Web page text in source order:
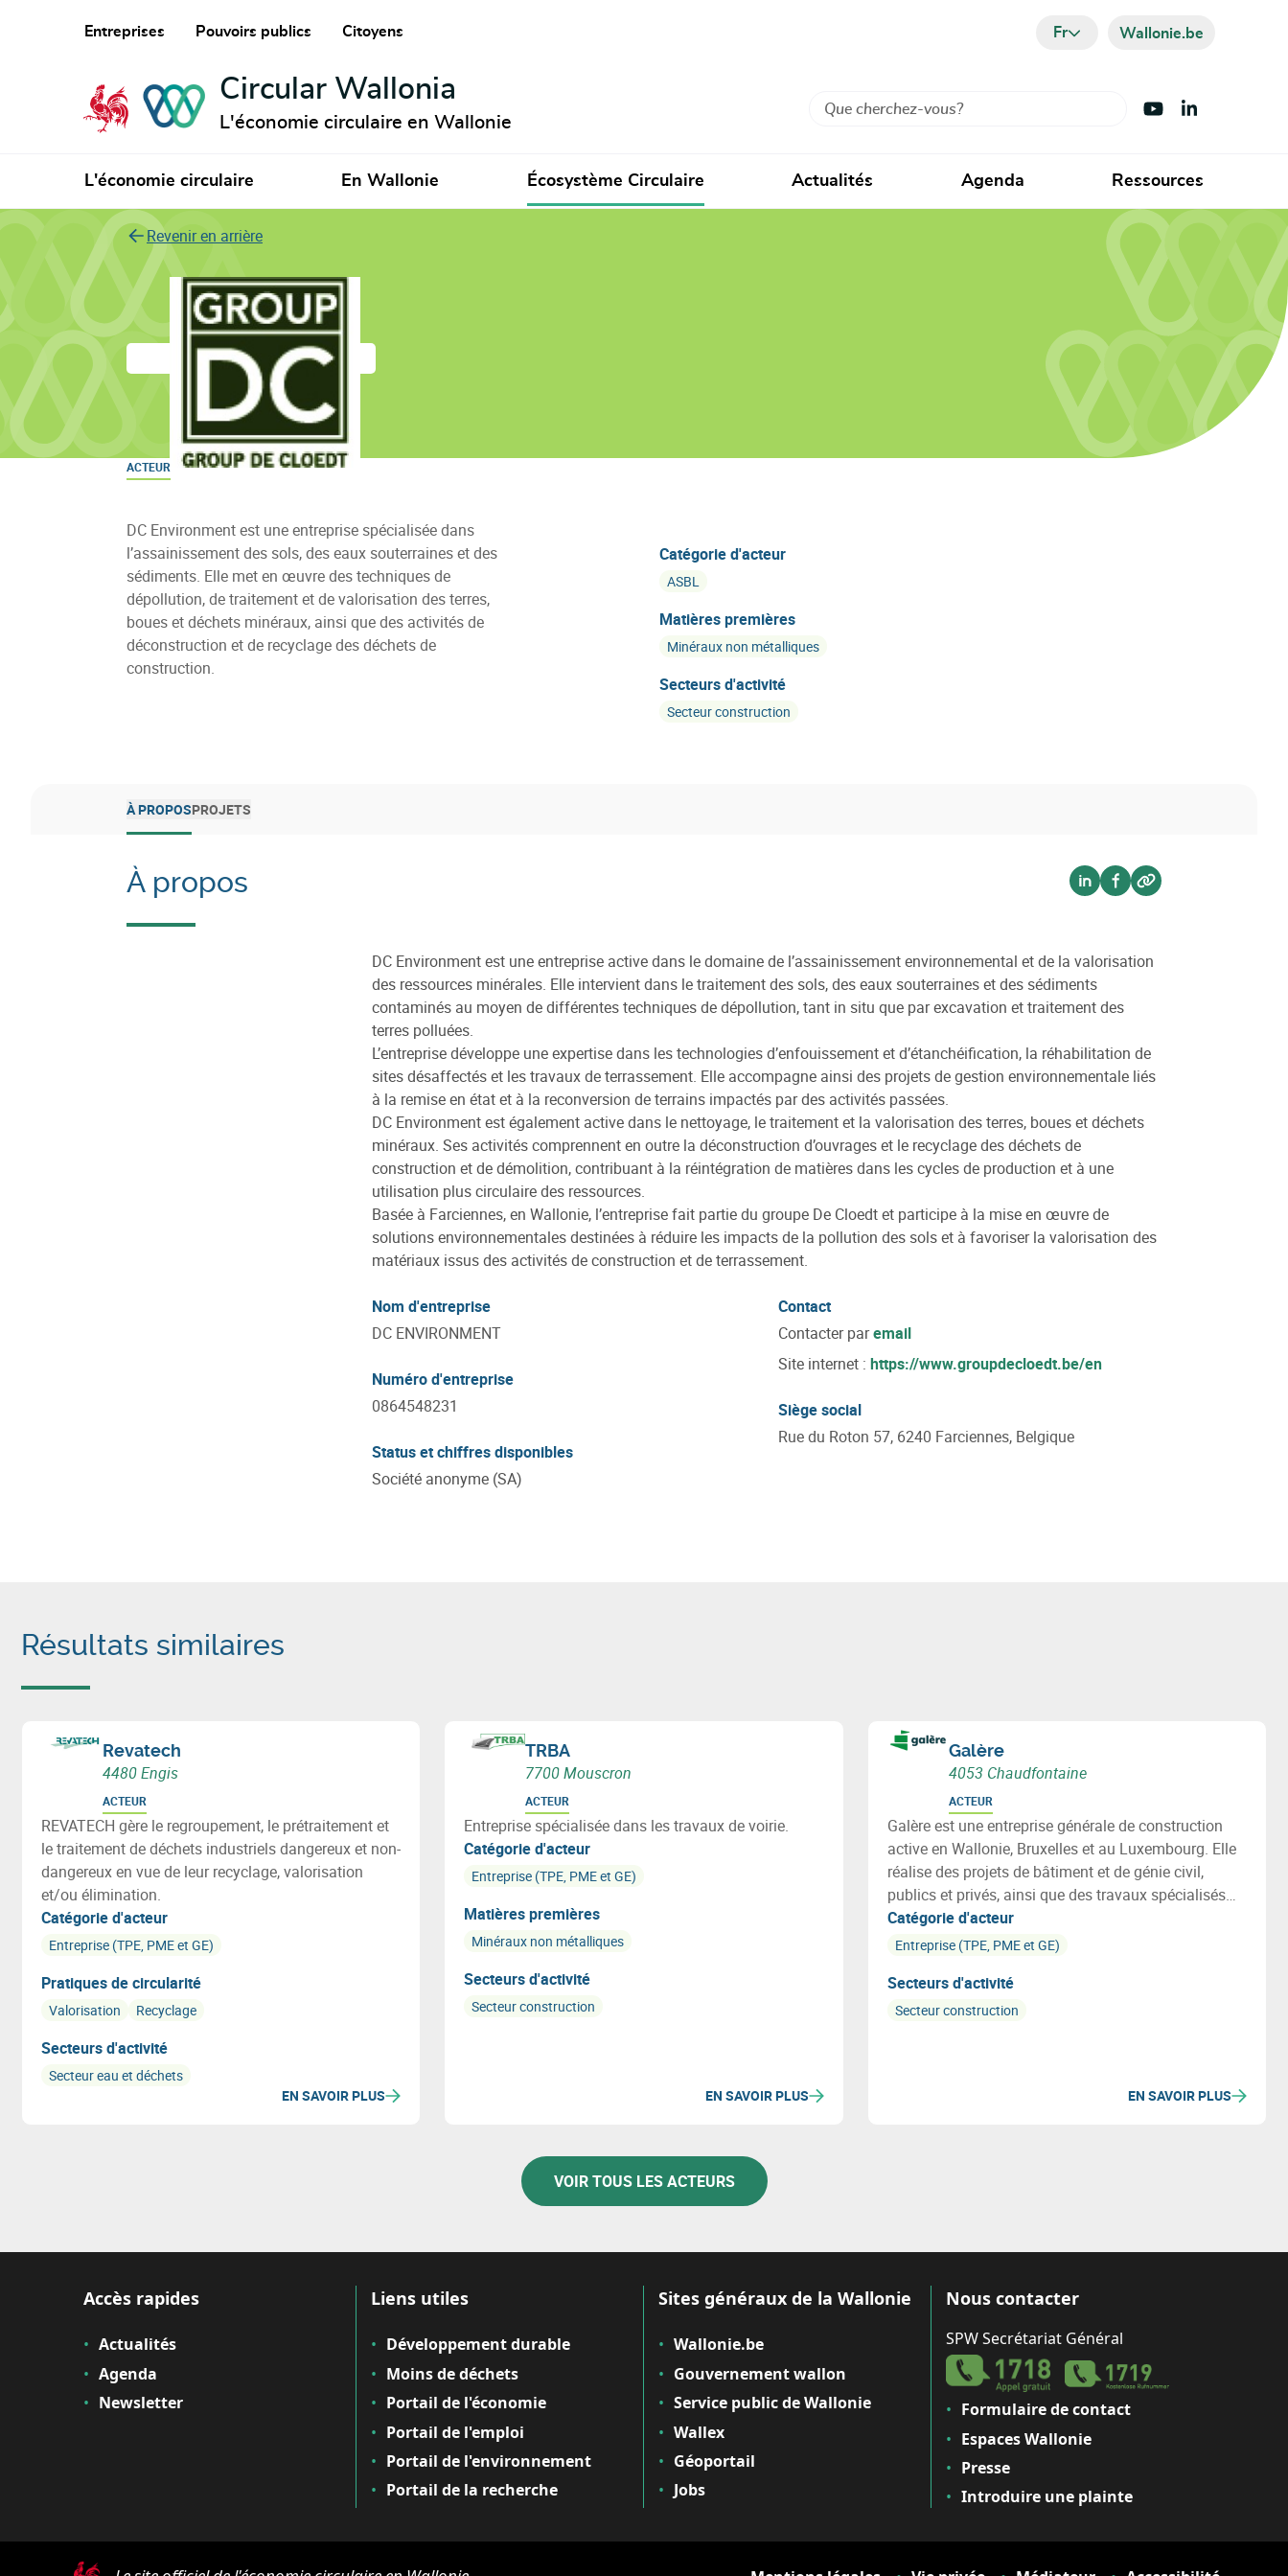
Entreprises Pouvoirs publics Citoyens Fr Wallonie.be
Circular Wallonia
L'économie circulaire en Wallonie
Rechercher Visiter Youtube
Visiter LinkedIn
L'économie circulaire En Wallonie Écosystème Circulaire Actualités Agenda Ressources
Revenir en arrière
DC Environnement
ACTEUR
DC Environment est une entreprise spécialisée dans
l’assainissement des sols, des eaux souterraines et des
sédiments. Elle met en œuvre des techniques de
dépollution, de traitement et de valorisation des terres,
boues et déchets minéraux, ainsi que des activités de
déconstruction et de recyclage des déchets de
construction.
Catégorie d'acteur
ASBL
Matières premières
Minéraux non métalliques
Secteurs d'activité
Secteur construction
À PROPOSPROJETS
À propos Voir sur linkedin
Voir sur facebook
Voir sur website
DC Environment est une entreprise active dans le domaine de l’assainissement environnemental et de la valorisation
des ressources minérales. Elle intervient dans le traitement des sols, des eaux souterraines et des sédiments
contaminés au moyen de différentes techniques de dépollution, tant in situ que par excavation et traitement des
terres polluées.
L’entreprise développe une expertise dans les technologies d’enfouissement et d’étanchéification, la réhabilitation de
sites désaffectés et les travaux de terrassement. Elle accompagne ainsi des projets de gestion environnementale liés
à la remise en état et à la reconversion de terrains impactés par des activités passées.
DC Environment est également active dans le nettoyage, le traitement et la valorisation des terres, boues et déchets
minéraux. Ses activités comprennent en outre la déconstruction d’ouvrages et le recyclage des déchets de
construction et de démolition, contribuant à la réintégration de matières dans les cycles de production et à une
utilisation plus circulaire des ressources.
Basée à Farciennes, en Wallonie, l’entreprise fait partie du groupe De Cloedt et participe à la mise en œuvre de
solutions environnementales destinées à réduire les impacts de la pollution des sols et à favoriser la valorisation des
matériaux issus des activités de construction et de terrassement.
Nom d'entreprise
DC ENVIRONMENT
Numéro d'entreprise
0864548231
Status et chiffres disponibles
Société anonyme (SA)
Contact
Contacter paremail
Site internet : https://www.groupdecloedt.be/en
Siège social
Rue du Roton 57, 6240 Farciennes, Belgique
Résultats similaires
Revatech
4480 Engis
ACTEUR
REVATECH gère le regroupement, le prétraitement et
le traitement de déchets industriels dangereux et non-
dangereux en vue de leur recyclage, valorisation
et/ou élimination.
Catégorie d'acteur
Entreprise (TPE, PME et GE)
Pratiques de circularité
Valorisation Recyclage
Secteurs d'activité
Secteur eau et déchets
EN SAVOIR PLUS
TRBA
7700 Mouscron
ACTEUR
Entreprise spécialisée dans les travaux de voirie.
Catégorie d'acteur
Entreprise (TPE, PME et GE)
Matières premières
Minéraux non métalliques
Secteurs d'activité
Secteur construction
EN SAVOIR PLUS
Galère
4053 Chaudfontaine
ACTEUR
Galère est une entreprise générale de construction
active en Wallonie, Bruxelles et au Luxembourg. Elle
réalise des projets de bâtiment et de génie civil,
publics et privés, ainsi que des travaux spécialisés
tels que la restauration et la réparation d’ouvrages
d’art.
Catégorie d'acteur
Entreprise (TPE, PME et GE)
Secteurs d'activité
Secteur construction
EN SAVOIR PLUS
VOIR TOUS LES ACTEURS
Accès rapides
Actualités
Agenda
Newsletter
Liens utiles
Développement durable
Moins de déchets
Portail de l'économie
Portail de l'emploi
Portail de l'environnement
Portail de la recherche
Sites généraux de la Wallonie
Wallonie.be
Gouvernement wallon
Service public de Wallonie
Wallex
Géoportail
Jobs
Nous contacter
SPW Secrétariat Général
Formulaire de contact
Espaces Wallonie
Presse
Introduire une plainte